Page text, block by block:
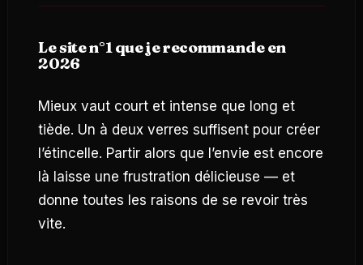
Le site n°1 que je recommande en
2026
Mieux vaut court et intense que long et
tiède. Un à deux verres suffisent pour créer
l’étincelle. Partir alors que l’envie est encore
là laisse une frustration délicieuse — et
donne toutes les raisons de se revoir très
vite.